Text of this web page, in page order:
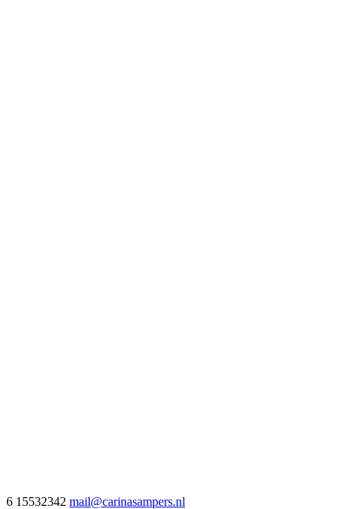
6 15532342 mail@carinasampers.nl